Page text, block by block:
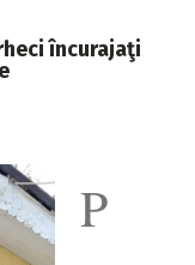
încurajaţi
P